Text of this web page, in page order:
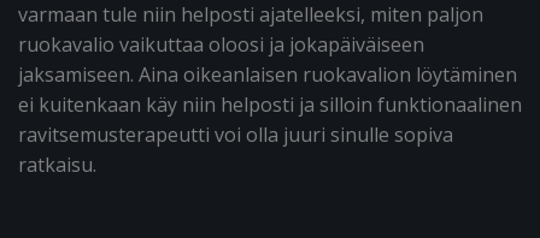
varmaan tule niin helposti ajatelleeksi, miten paljon
ruokavalio vaikuttaa oloosi ja jokapäiväiseen
jaksamiseen. Aina oikeanlaisen ruokavalion löytäminen
ei kuitenkaan käy niin helposti ja silloin funktionaalinen
ravitsemusterapeutti voi olla juuri sinulle sopiva
ratkaisu.